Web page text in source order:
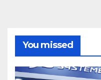
You missed